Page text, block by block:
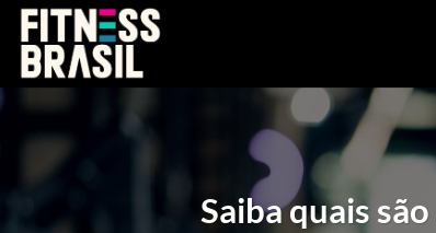
Skip
content
Saiba quais